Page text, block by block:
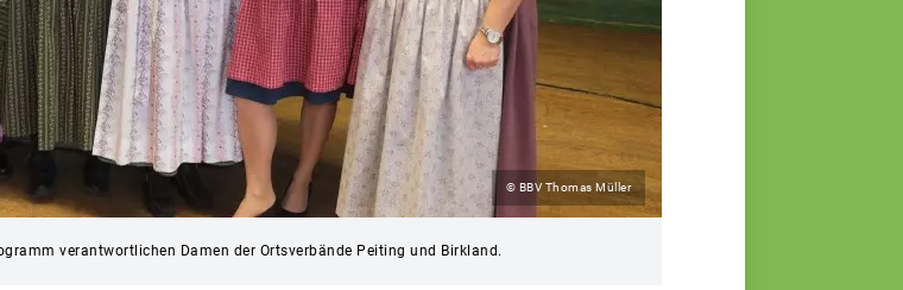
© BBV Thomas Müller
verantwortlichen Damen der Ortsverbände Peiting und Birkland.